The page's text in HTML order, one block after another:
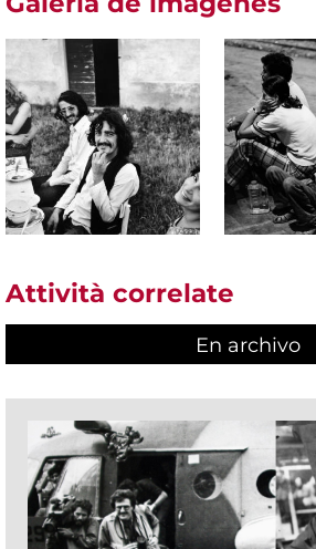
Attività correlate
En archivo